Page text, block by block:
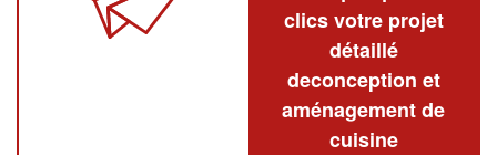
clics votre projet
détaillé
deconception et
aménagement de
cuisine